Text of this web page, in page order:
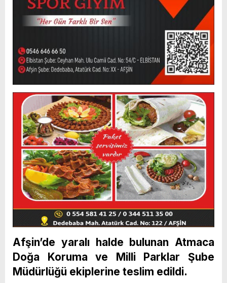
Afşin’de yaralı halde bulunan Atmaca
Doğa Koruma ve Milli Parklar Şube
Müdürlüğü ekiplerine teslim edildi.